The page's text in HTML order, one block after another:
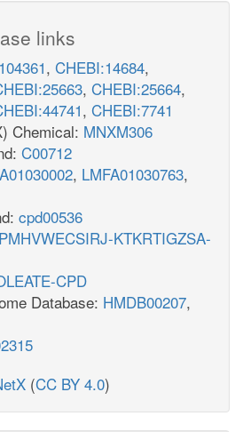
links
, CHEBI:14684,
, CHEBI:25664,
, CHEBI:7741
Chemical: MNXM306
C00712
, LMFA01030763,
cpd00536
KTKRTIGZSA-
CPD
Database: HMDB00207,
(CC BY 4.0)